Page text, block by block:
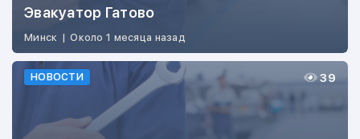
Эвакуатор Гатово
Минск | Около 1 месяца назад
НОВОСТИ 39